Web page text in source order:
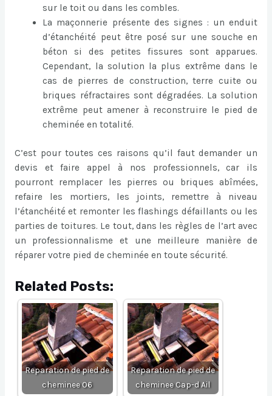
sur le toit ou dans les combles.
La maçonnerie présente des signes : un enduit
d’étanchéité peut être posé sur une souche en
béton si des petites fissures sont apparues.
Cependant, la solution la plus extrême dans le
cas de pierres de construction, terre cuite ou
briques réfractaires sont dégradées. La solution
extrême peut amener à reconstruire le pied de
cheminée en totalité.
C’est pour toutes ces raisons qu’il faut demander un
devis et faire appel à nos professionnels, car ils
pourront remplacer les pierres ou briques abîmées,
refaire les mortiers, les joints, remettre à niveau
l’étanchéité et remonter les flashings défaillants ou les
parties de toitures. Le tout, dans les règles de l’art avec
un professionnalisme et une meilleure manière de
réparer votre pied de cheminée en toute sécurité.
Related Posts:
Reparation de pied de
cheminee 06
Reparation de pied de
cheminee Cap-d Ail